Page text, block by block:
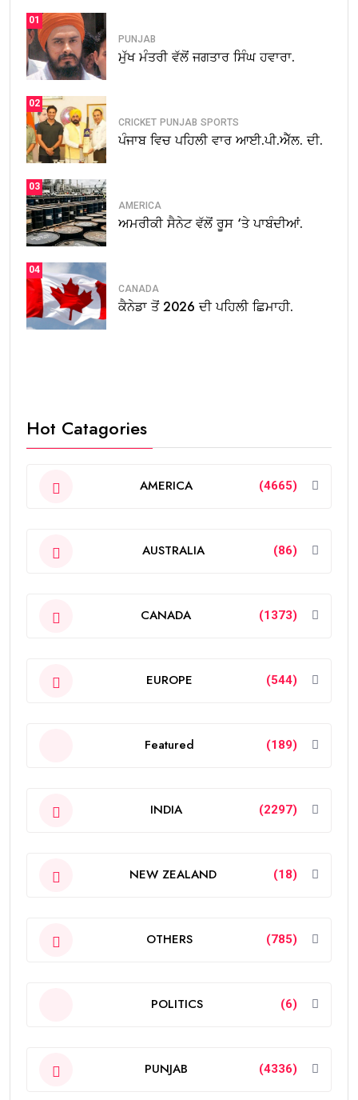
01
PUNJAB
ਮੁੱਖ ਮੰਤਰੀ ਵੱਲੋਂ ਜਗਤਾਰ ਸਿੰਘ ਹਵਾਰਾ.
02
CRICKET PUNJAB SPORTS
ਪੰਜਾਬ ਵਿਚ ਪਹਿਲੀ ਵਾਰ ਆਈ.ਪੀ.ਐੱਲ. ਦੀ.
03
AMERICA
ਅਮਰੀਕੀ ਸੈਨੇਟ ਵੱਲੋਂ ਰੂਸ ‘ਤੇ ਪਾਬੰਦੀਆਂ.
04
CANADA
ਕੈਨੇਡਾ ਤੋਂ 2026 ਦੀ ਪਹਿਲੀ ਛਿਮਾਹੀ.
Hot Catagories
AMERICA (4665)
AUSTRALIA (86)
CANADA (1373)
EUROPE (544)
Featured (189)
INDIA (2297)
NEW ZEALAND (18)
OTHERS (785)
POLITICS (6)
PUNJAB (4336)